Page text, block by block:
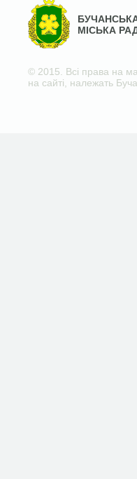
МІСЬКА
© 2015. Всі права на
на сайті, належать